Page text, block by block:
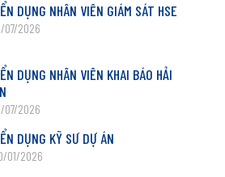
để tránh va chạm trong
đang được ứng dụng ngày càng
thực phẩm, logistics và kho tự
DỤNG NHÂN VIÊN GIÁM SÁT HSE
07/2026
DỤNG NHÂN VIÊN KHAI BÁO HẢI
07/2026
DỤNG KỸ SƯ DỰ ÁN
01/2026